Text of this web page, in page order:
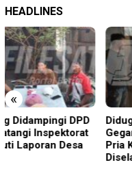
HEADLINES
«
Diduga Disekap Tiga Hari
Gegara Utang Rp300 Juta,
Pria Ketapang Sampang